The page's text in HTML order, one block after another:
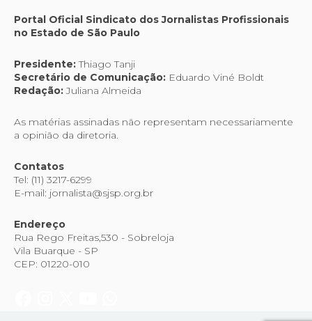
Portal Oficial Sindicato dos Jornalistas Profissionais
no Estado de São Paulo
Presidente:Thiago Tanji
Secretário de Comunicação: Eduardo Viné Boldt
Redação:Juliana Almeida
As matérias assinadas não representam necessariamente
a opinião da diretoria.
Contatos
Tel: (11) 3217-6299
E-mail: jornalista@sjsp.org.br
Endereço
Rua Rego Freitas,530 - Sobreloja
Vila Buarque - SP
CEP: 01220-010